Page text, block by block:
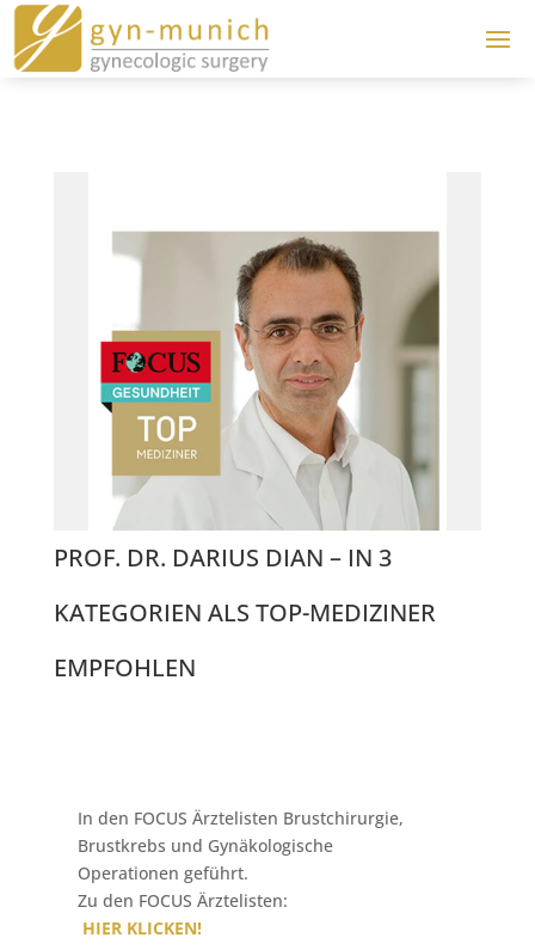
PROF. DR. DARIUS DIAN – IN 3
KATEGORIEN ALS TOP-MEDIZINER
EMPFOHLEN
In den FOCUS Ärztelisten Brustchirurgie,
Brustkrebs und Gynäkologische
Operationen geführt.
Zu den FOCUS Ärztelisten:
HIER KLICKEN!